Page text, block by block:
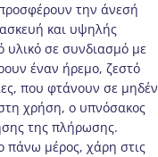
την άνεσή
και υψηλής
υλικό σε συνδιασμό με
έναν ήρεμο, ζεστό
που φτάνουν σε μηδέν
χρήση, ο υπνόσακος
της πλήρωσης.
πάνω μέρος, χάρη στις